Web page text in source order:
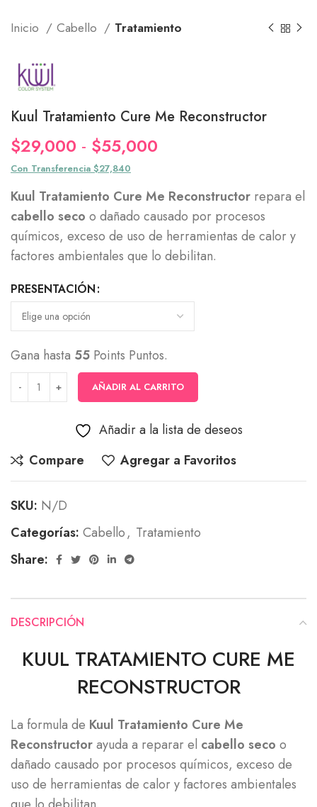
Inicio Cabello Tratamiento
Kuul Tratamiento Cure Me Reconstructor
$29,000 - $55,000
precios:
desde
$29,000
hasta
$55,000
Con Transferencia $27,840
Kuul Tratamiento Cure Me Reconstructor repara el
cabello seco o dañado causado por procesos
químicos, exceso de uso de herramientas de calor y
factores ambientales que lo debilitan.
PRESENTACIÓN
Gana hasta 55 Points Puntos.
AÑADIR AL CARRITO
Añadir a la lista de deseos
Compare
Agregar a Favoritos
SKU: N/D
Categorías: Cabello, Tratamiento
Share:
DESCRIPCIÓN
KUUL TRATAMIENTO CURE ME
RECONSTRUCTOR
La formula de Kuul Tratamiento Cure Me
Reconstructorayuda a reparar el cabello seco o
dañado causado por procesos químicos, exceso de
uso de herramientas de calor y factores ambientales